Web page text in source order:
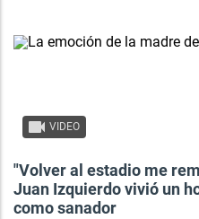
VIDEO
"Volver al estadio me
Juan Izquierdo vivió un
como sanador